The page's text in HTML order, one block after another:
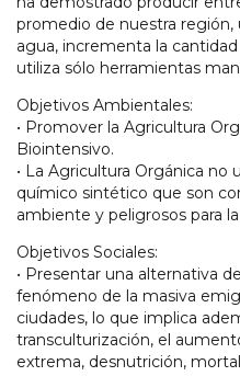
promedio de nuestra región,
agua, incrementa la
utiliza sólo herramientas
Objetivos Ambientales:
• Promover la Agricultura
Biointensivo.
• La Agricultura Orgánica
químico sintético que son
ambiente y peligrosos para la
Objetivos Sociales:
• Presentar una alternativa
fenómeno de la masiva
ciudades, lo que implica
transculturización, el
extrema, desnutrición,